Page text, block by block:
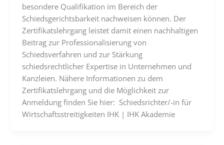
besondere Qualifikation im Bereich der
Schiedsgerichtsbarkeit nachweisen können. Der
Zertifikatslehrgang leistet damit einen nachhaltigen
Beitrag zur Professionalisierung von
Schiedsverfahren und zur Stärkung
schiedsrechtlicher Expertise in Unternehmen und
Kanzleien. Nähere Informationen zu dem
Zertifikatslehrgang und die Möglichkeit zur
Anmeldung finden Sie hier: Schiedsrichter/-in für
Wirtschaftsstreitigkeiten IHK | IHK Akademie